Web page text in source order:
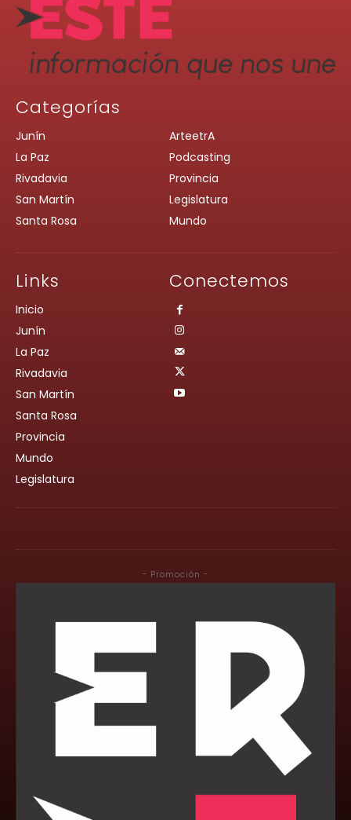
Categorías
Junín
La Paz
Rivadavia
San Martín
Santa Rosa
ArteetrA
Podcasting
Provincia
Legislatura
Mundo
Links
Inicio
Junín
La Paz
Rivadavia
San Martín
Santa Rosa
Provincia
Mundo
Legislatura
Conectemos
- Promoción -